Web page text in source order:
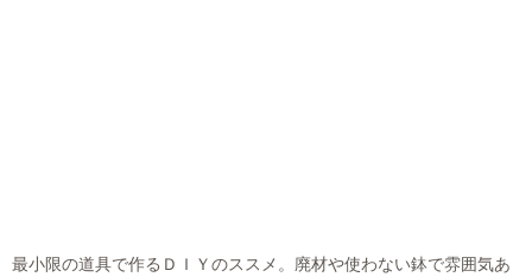
最小限の道具で作るＤＩＹのススメ。廃材や使わない鉢で雰囲気あ